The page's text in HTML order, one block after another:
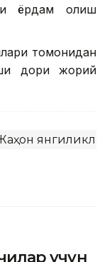
ёрдам олиш
томонидан
дори жорий
учун